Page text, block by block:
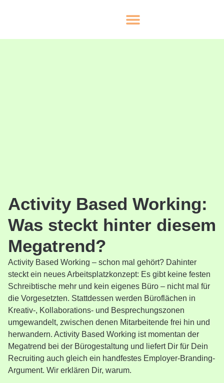
Activity Based Working:
Was steckt hinter diesem
Megatrend?
Activity Based Working – schon mal gehört? Dahinter
steckt ein neues Arbeitsplatzkonzept: Es gibt keine festen
Schreibtische mehr und kein eigenes Büro – nicht mal für
die Vorgesetzten. Stattdessen werden Büroflächen in
Kreativ-, Kollaborations- und Besprechungszonen
umgewandelt, zwischen denen Mitarbeitende frei hin und
herwandern. Activity Based Working ist momentan der
Megatrend bei der Bürogestaltung und liefert Dir für Dein
Recruiting auch gleich ein handfestes Employer-Branding-
Argument. Wir erklären Dir, warum.